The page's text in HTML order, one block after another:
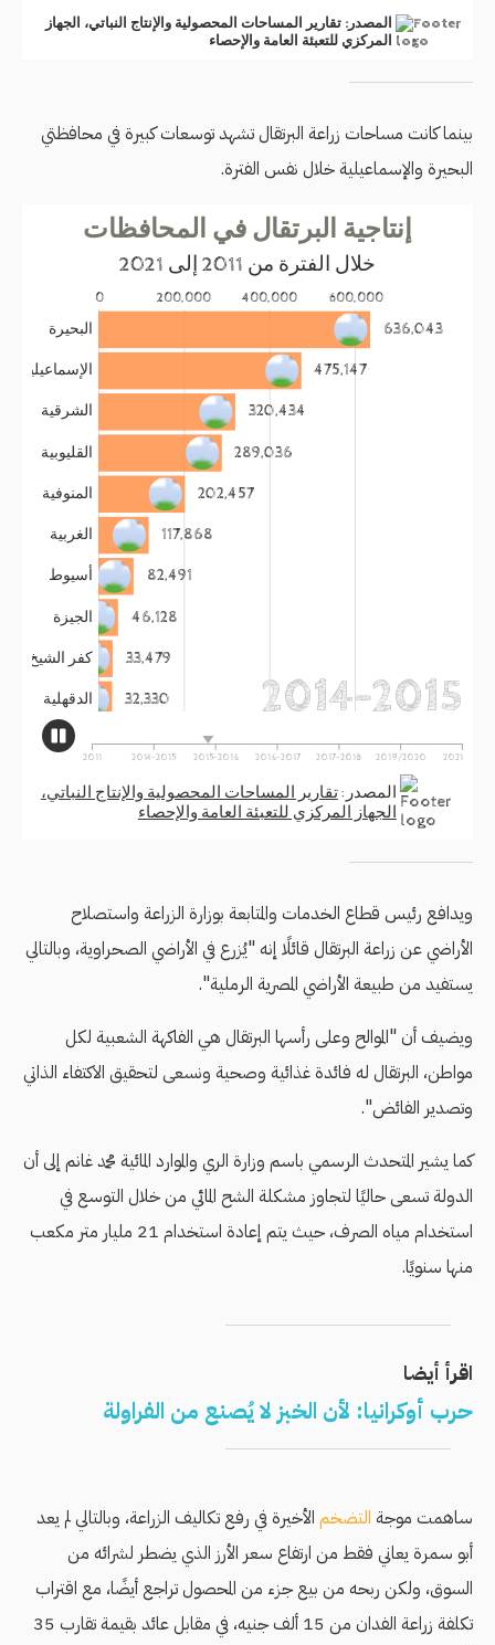
بينما كانت مساحات زراعة البرتقال تشهد توسعات كبيرة في محافظتي
البحيرة والإسماعيلية خلال نفس الفترة.
ويدافع رئيس قطاع الخدمات والمتابعة بوزارة الزراعة واستصلاح
الأراضي عن زراعة البرتقال قائلًا إنه "يُزرع في الأراضي الصحراوية، وبالتالي
يستفيد من طبيعة الأراضي المصرية الرملية".
ويضيف أن "الموالح وعلى رأسها البرتقال هي الفاكهة الشعبية لكل
مواطن، البرتقال له فائدة غذائية وصحية ونسعى لتحقيق الاكتفاء الذاتي
وتصدير الفائض".
كما يشير المتحدث الرسمي باسم وزارة الري والموارد المائية محمد غانم إلى أن
الدولة تسعى حاليًا لتجاوز مشكلة الشح المائي من خلال التوسع في
استخدام مياه الصرف، حيث يتم إعادة استخدام 21 مليار متر مكعب
منها سنويًا.
اقرأ أيضا
حرب أوكرانيا: لأن الخبز لا يُصنع من الفراولة
ساهمت موجة التضخم الأخيرة في رفع تكاليف الزراعة، وبالتالي لم يعد
أبو سمرة يعاني فقط من ارتفاع سعر الأرز الذي يضطر لشرائه من
السوق، ولكن ربحه من بيع جزء من المحصول تراجع أيضًا، مع اقتراب
تكلفة زراعة الفدان من 15 ألف جنيه، في مقابل عائد بقيمة تقارب 35